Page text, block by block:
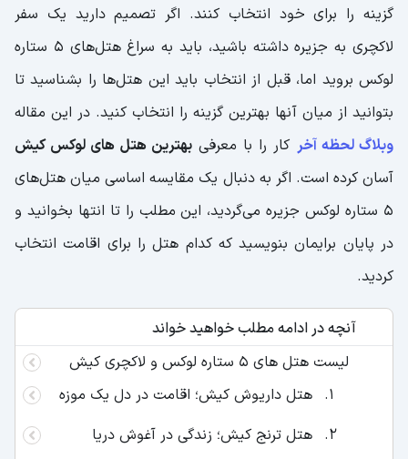
گزینه را برای خود انتخاب کنند. اگر تصمیم دارید یک سفر
لاکچری به جزیره داشته باشید، باید به سراغ هتل‌های 5 ستاره
لوکس بروید اما، قبل از انتخاب باید این هتل‌ها را بشناسید تا
بتوانید از میان آنها بهترین گزینه را انتخاب کنید. در این مقاله
وبلاگ لحظه آخر کار را با معرفیبهترین هتل های لوکس کیش
آسان کرده است. اگر به دنبال یک مقایسه اساسی میان هتل‌های
5 ستاره لوکس جزیره می‌گردید، این مطلب را تا انتها بخوانید و
در پایان برایمان بنویسید که کدام هتل را برای اقامت انتخاب
کردید.
آنچه در ادامه مطلب خواهید خواند
لیست هتل های 5 ستاره لوکس و لاکچری کیش
هتل داریوش کیش؛ اقامت در دل یک موزه
هتل ترنج کیش؛ زندگی در آغوش دریا